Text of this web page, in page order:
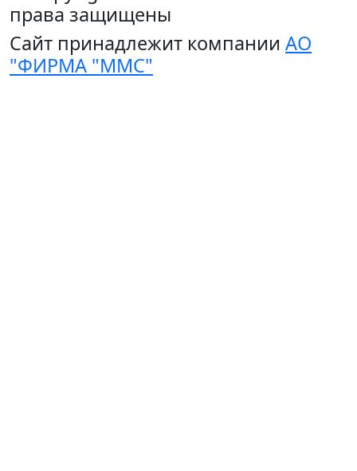
права защищены
Сайт принадлежит компании АО
"ФИРМА "ММС"